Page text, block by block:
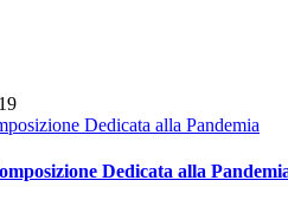
Dedicata alla Pandemia
Dedicata alla